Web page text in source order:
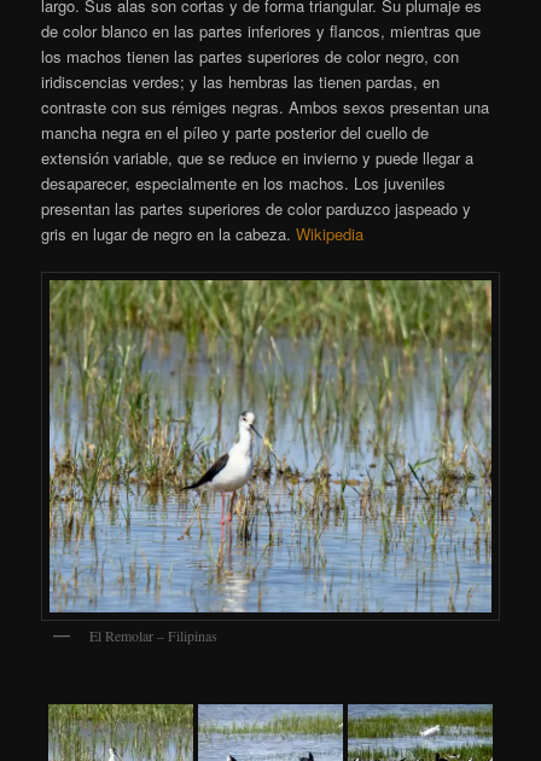
largo. Sus alas son cortas y de forma triangular. Su plumaje es
de color blanco en las partes inferiores y flancos, mientras que
los machos tienen las partes superiores de color negro, con
iridiscencias verdes; y las hembras las tienen pardas, en
contraste con sus rémiges negras. Ambos sexos presentan una
mancha negra en el píleo y parte posterior del cuello de
extensión variable, que se reduce en invierno y puede llegar a
desaparecer, especialmente en los machos. Los juveniles
presentan las partes superiores de color parduzco jaspeado y
gris en lugar de negro en la cabeza.Wikipedia
El Remolar – Filipinas